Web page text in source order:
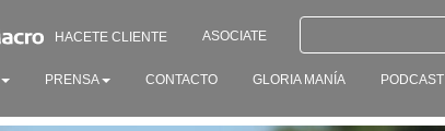
HACETE CLIENTE ASOCIATE
PRENSA CONTACTO GLORIA MANÍA PODCAST